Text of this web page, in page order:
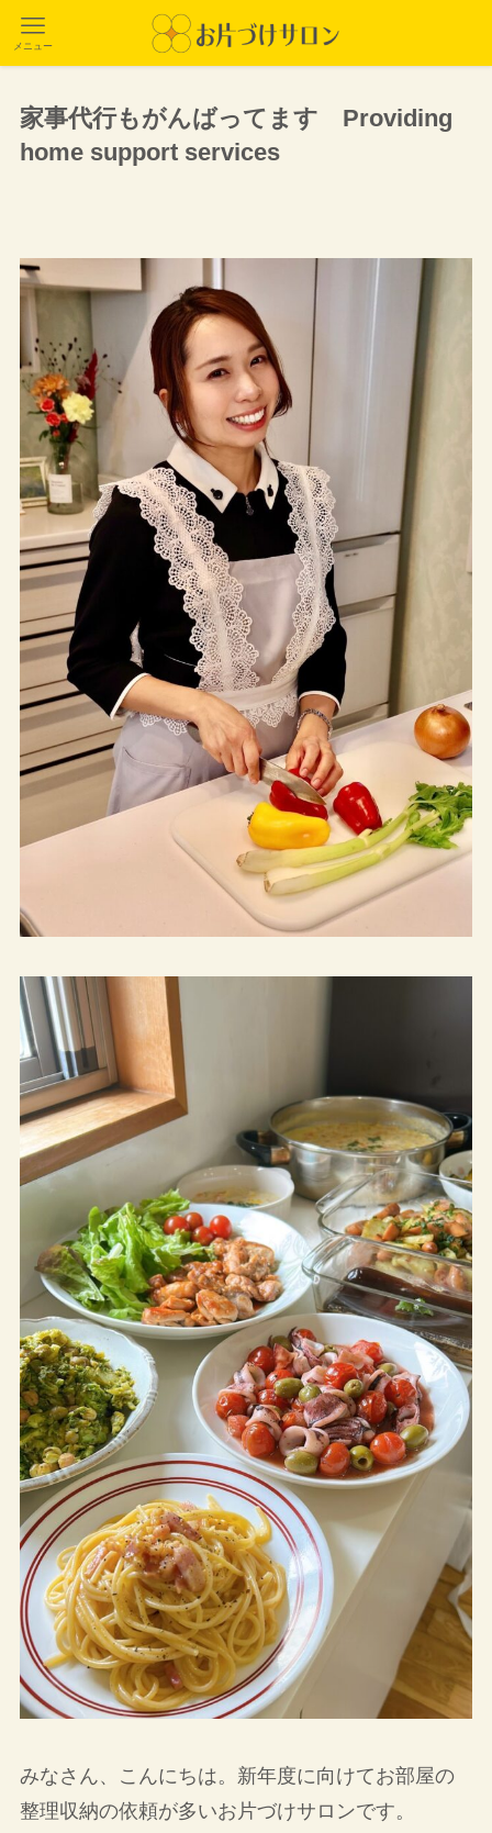
メニュー
家事代行もがんばってます Providing
home support services
みなさん、こんにちは。新年度に向けてお部屋の
整理収納の依頼が多いお片づけサロンです。